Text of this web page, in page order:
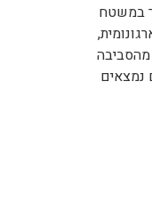
במשטח
נמצאים